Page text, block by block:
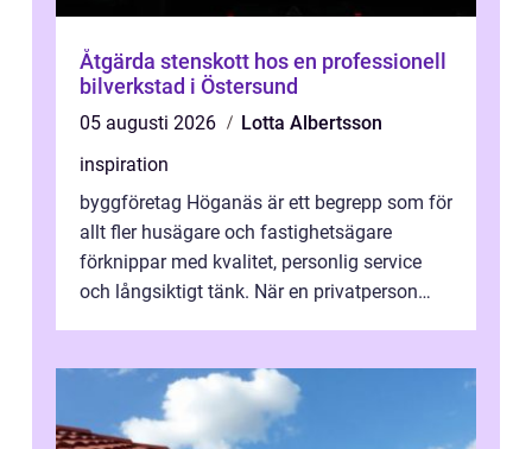
Åtgärda stenskott hos en professionell
bilverkstad i Östersund
05 augusti 2026
Lotta Albertsson
inspiration
byggföretag Höganäs är ett begrepp som för
allt fler husägare och fastighetsägare
förknippar med kvalitet, personlig service
och långsiktigt tänk. När en privatperson